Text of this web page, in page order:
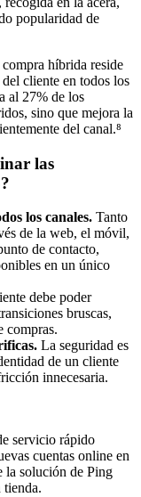
popularidad de
híbrida reside
cliente en todos los
al 27% de los
sino que mejora la
del canal.⁸
las
los canales. Tanto
de la web, el móvil,
de contacto,
en un único
debe poder
bruscas,
compras.
La seguridad es
de un cliente
innecesaria.
servicio rápido
cuentas online en
la solución de Ping
tienda.